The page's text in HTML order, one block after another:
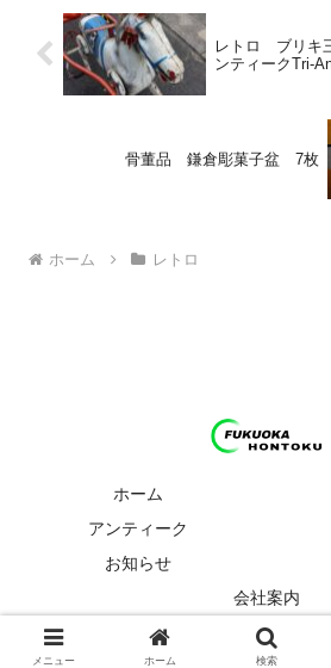
レトロ ブリキ
ンティークTri-
骨董品 鎌倉彫菓子盆 7枚
ホーム レトロ
ホーム
アンティーク
お知らせ
会社案内
© 2024 福岡 骨董品・アンティー
メニュー ホーム 検索